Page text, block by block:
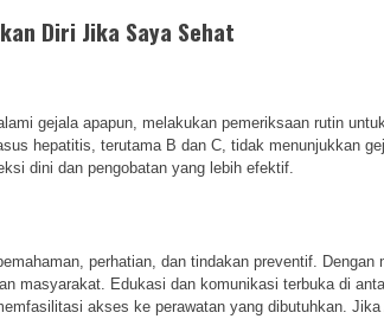
Diri Jika Saya Sehat
gejala apapun, melakukan pemeriksaan rutin
hepatitis, terutama B dan C, tidak menunjukkan
dini dan pengobatan yang lebih efektif.
perhatian, dan tindakan preventif.
masyarakat. Edukasi dan komunikasi terbuka di
akses ke perawatan yang dibutuhkan.